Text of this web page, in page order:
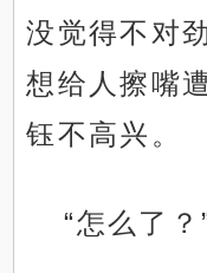
没觉得不对
想给人擦嘴
钰不高兴。
“怎么了？